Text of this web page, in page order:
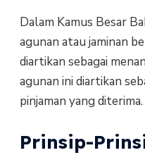
Dalam Kamus Besar
agunan atau jaminan
diartikan sebagai
agunan ini diartikan
pinjaman yang diterima.
Prinsip-